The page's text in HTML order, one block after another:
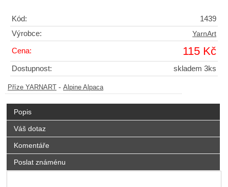
Kód:
1439
Výrobce:
YarnArt
Cena: 115 Kč
Dostupnost: skladem 3ks
Příze YARNART - Alpine Alpaca
Popis
Váš dotaz
Komentáře
Poslat známénu